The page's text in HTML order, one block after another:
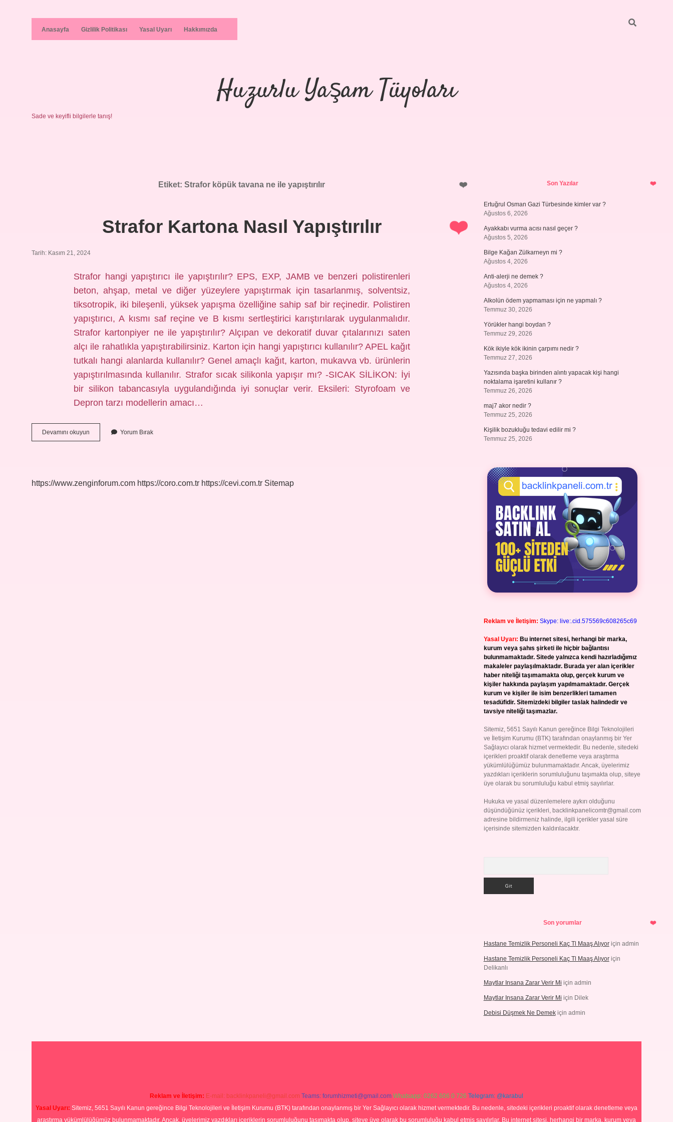
Anasayfa Gizlilik Politikası Yasal Uyarı Hakkımızda
Huzurlu Yaşam Tüyoları
Sade ve keyifli bilgilerle tanış!
Etiket:Strafor köpük tavana ne ile yapıştırılır
Strafor Kartona Nasıl Yapıştırılır
Tarih: Kasım 21, 2024
Strafor hangi yapıştırıcı ile yapıştırılır? EPS, EXP, JAMB ve benzeri polistirenleri
beton, ahşap, metal ve diğer yüzeylere yapıştırmak için tasarlanmış, solventsiz,
tiksotropik, iki bileşenli, yüksek yapışma özelliğine sahip saf bir reçinedir. Polistiren
yapıştırıcı, A kısmı saf reçine ve B kısmı sertleştirici karıştırılarak uygulanmalıdır.
Strafor kartonpiyer ne ile yapıştırılır? Alçıpan ve dekoratif duvar çıtalarınızı saten
alçı ile rahatlıkla yapıştırabilirsiniz. Karton için hangi yapıştırıcı kullanılır? APEL kağıt
tutkalı hangi alanlarda kullanılır? Genel amaçlı kağıt, karton, mukavva vb. ürünlerin
yapıştırılmasında kullanılır. Strafor sıcak silikonla yapışır mı? -SICAK SİLİKON: İyi
bir silikon tabancasıyla uygulandığında iyi sonuçlar verir. Eksileri: Styrofoam ve
Depron tarzı modellerin amacı…
Devamını okuyun
Kartona
Yorum Bırak
https://www.zenginforum.com https://coro.com.tr https://cevi.com.tr Sitemap
SidebarSon Yazılar
Ertuğrul Osman Gazi Türbesinde kimler var ?
Ağustos 6, 2026
Ayakkabı vurma acısı nasıl geçer ?
Ağustos 5, 2026
Bilge Kağan Zülkarneyn mi ?
Ağustos 4, 2026
Anti-alerji ne demek ?
Ağustos 4, 2026
Alkolün ödem yapmaması için ne yapmalı ?
Temmuz 30, 2026
Yörükler hangi boydan ?
Temmuz 29, 2026
Kök ikiyle kök ikinin çarpımı nedir ?
Temmuz 27, 2026
Yazısında başka birinden alıntı yapacak kişi hangi
noktalama işaretini kullanır ?
Temmuz 26, 2026
maj7 akor nedir ?
Temmuz 25, 2026
Kişilik bozukluğu tedavi edilir mi ?
Temmuz 25, 2026
Reklam ve İletişim: Skype: live:.cid.575569c608265c69
Yasal Uyarı: Bu internet sitesi, herhangi bir marka,
kurum veya şahıs şirketi ile hiçbir bağlantısı
bulunmamaktadır. Sitede yalnızca kendi hazırladığımız
makaleler paylaşılmaktadır. Burada yer alan içerikler
haber niteliği taşımamakta olup, gerçek kurum ve
kişiler hakkında paylaşım yapılmamaktadır. Gerçek
kurum ve kişiler ile isim benzerlikleri tamamen
tesadüfidir. Sitemizdeki bilgiler taslak halindedir ve
tavsiye niteliği taşımazlar.
Sitemiz, 5651 Sayılı Kanun gereğince Bilgi Teknolojileri
ve İletişim Kurumu (BTK) tarafından onaylanmış bir Yer
Sağlayıcı olarak hizmet vermektedir. Bu nedenle, sitedeki
içerikleri proaktif olarak denetleme veya araştırma
yükümlülüğümüz bulunmamaktadır. Ancak, üyelerimiz
yazdıkları içeriklerin sorumluluğunu taşımakta olup, siteye
üye olarak bu sorumluluğu kabul etmiş sayılırlar.
Hukuka ve yasal düzenlemelere aykırı olduğunu
düşündüğünüz içerikleri, backlinkpanelicomtr@gmail.com
adresine bildirmeniz halinde, ilgili içerikler yasal süre
içerisinde sitemizden kaldırılacaktır.
Son yorumlar
Hastane Temizlik Personeli Kaç Tl Maaş Alıyoriçin admin
Hastane Temizlik Personeli Kaç Tl Maaş Alıyoriçin
Delikanlı
Maytlar Insana Zarar Verir Mi için admin
Maytlar Insana Zarar Verir Mi için Dilek
Debisi Düşmek Ne Demekiçin admin
Reklam ve İletişim: E-mail: backlinkpaneli@gmail.com Teams: forumhizmeti@gmail.com Whatsapp: 0262 606 0 726 Telegram: @karabul
Yasal Uyarı: Sitemiz, 5651 Sayılı Kanun gereğince Bilgi Teknolojileri ve İletişim Kurumu (BTK) tarafından onaylanmış bir Yer Sağlayıcı olarak hizmet vermektedir. Bu nedenle, sitedeki içerikleri proaktif olarak denetleme veya
araştırma yükümlülüğümüz bulunmamaktadır. Ancak, üyelerimiz yazdıkları içeriklerin sorumluluğunu taşımakta olup, siteye üye olarak bu sorumluluğu kabul etmiş sayılırlar. Bu internet sitesi, herhangi bir marka, kurum veya